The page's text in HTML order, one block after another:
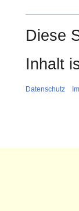
Diese
Inhalt
Datenschutz